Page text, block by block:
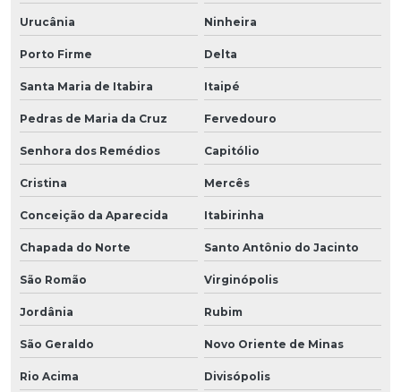
Urucânia Ninheira
Porto Firme Delta
Santa Maria de Itabira Itaipé
Pedras de Maria da Cruz Fervedouro
Senhora dos Remédios Capitólio
Cristina Mercês
Conceição da Aparecida Itabirinha
Chapada do Norte Santo Antônio do Jacinto
São Romão Virginópolis
Jordânia Rubim
São Geraldo Novo Oriente de Minas
Rio Acima Divisópolis